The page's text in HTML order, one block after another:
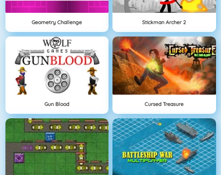
Geometry Challenge Stickman Archer 2
Gun Blood Cursed Treasure